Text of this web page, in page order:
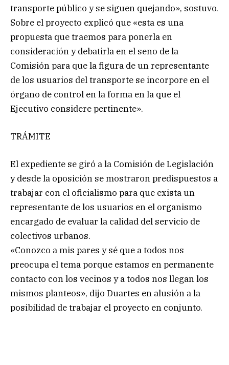
transporte público y se siguen quejando», sostuvo.
Sobre el proyecto explicó que «esta es una
propuesta que traemos para ponerla en
consideración y debatirla en el seno de la
Comisión para que la figura de un representante
de los usuarios del transporte se incorpore en el
órgano de control en la forma en la que el
Ejecutivo considere pertinente».
TRÁMITE
El expediente se giró a la Comisión de Legislación
y desde la oposición se mostraron predispuestos a
trabajar con el oficialismo para que exista un
representante de los usuarios en el organismo
encargado de evaluar la calidad del servicio de
colectivos urbanos.
«Conozco a mis pares y sé que a todos nos
preocupa el tema porque estamos en permanente
contacto con los vecinos y a todos nos llegan los
mismos planteos», dijo Duartes en alusión a la
posibilidad de trabajar el proyecto en conjunto.